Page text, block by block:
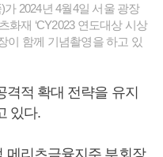
2024년 4월4일 서울 광장
화재 ‘CY2023 연도대상 시상
이 함께 기념촬영을 하고 있
격적 확대 전략을 유지
있다.
메리츠금융지주 부회장